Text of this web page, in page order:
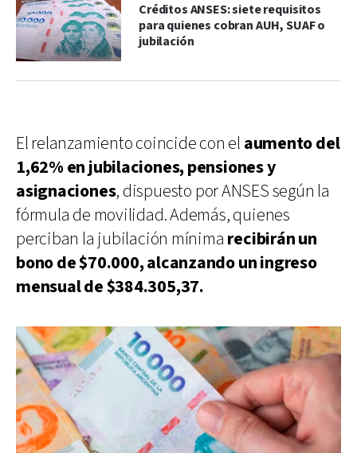
Créditos ANSES: siete requisitos
para quienes cobran AUH, SUAF o
jubilación
El relanzamiento coincide con el aumento del
1,62% en jubilaciones, pensiones y
asignaciones, dispuesto por ANSES según la
fórmula de movilidad. Además, quienes
perciban la jubilación mínima recibirán un
bono de $70.000, alcanzando un ingreso
mensual de $384.305,37.